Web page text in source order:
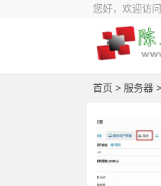
您好，欢迎访
首页 > 服务器